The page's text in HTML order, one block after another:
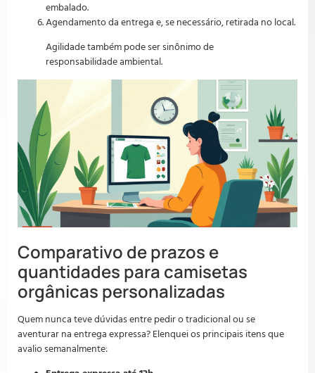
embalado.
Agendamento da entrega e, se necessário, retirada no local.
Agilidade também pode ser sinônimo de
responsabilidade ambiental.
Comparativo de prazos e
quantidades para camisetas
orgânicas personalizadas
Quem nunca teve dúvidas entre pedir o tradicional ou se
aventurar na entrega expressa? Elenquei os principais itens que
avalio semanalmente: